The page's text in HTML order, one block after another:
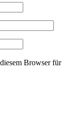
Browser für